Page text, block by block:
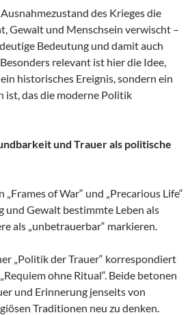
des Krieges die
Gewalt und Menschsein verwischt –
Bedeutung und damit auch
relevant ist hier die Idee,
historisches Ereignis, sondern ein
ist, das die moderne Politik
und Trauer als politische
of War“ und „Precarious Life“
und Gewalt bestimmte Leben als
als „unbetrauerbar“ markieren.
„Politik der Trauer“ korrespondiert
ohne Ritual“. Beide betonen
und Erinnerung jenseits von
Traditionen neu zu denken.